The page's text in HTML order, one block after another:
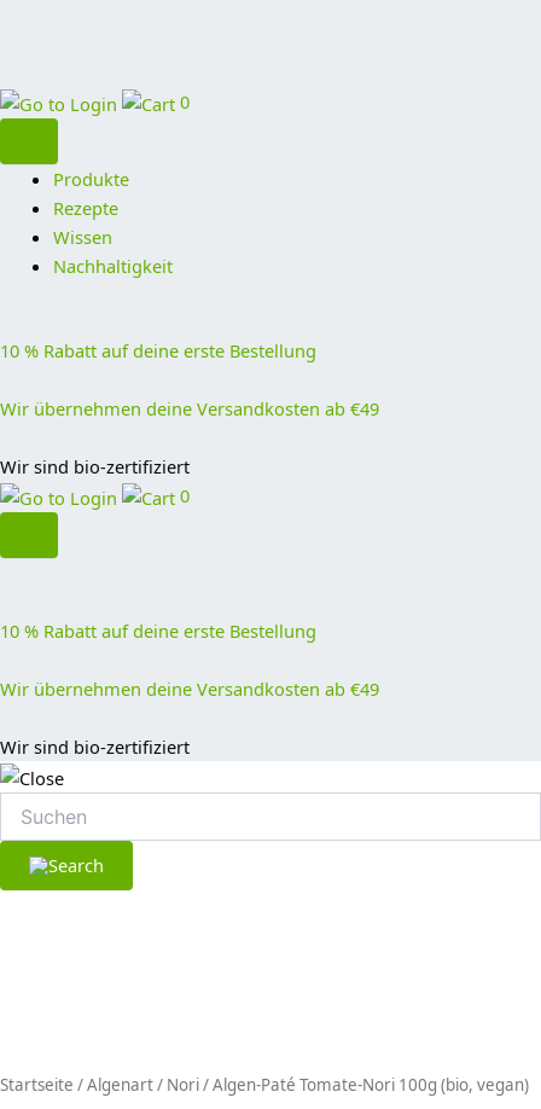
0
Produkte
Rezepte
Wissen
Nachhaltigkeit
10 % Rabatt auf deine erste Bestellung
Wir übernehmen deine Versandkosten ab €49
Wir sind bio-zertifiziert
0
10 % Rabatt auf deine erste Bestellung
Wir übernehmen deine Versandkosten ab €49
Wir sind bio-zertifiziert
Startseite /Algenart/ Nori/ Algen-Paté Tomate-Nori 100g (bio, vegan)